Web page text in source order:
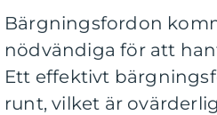
Bärgningsfordon
nödvändiga för att
Ett effektivt
runt, vilket är